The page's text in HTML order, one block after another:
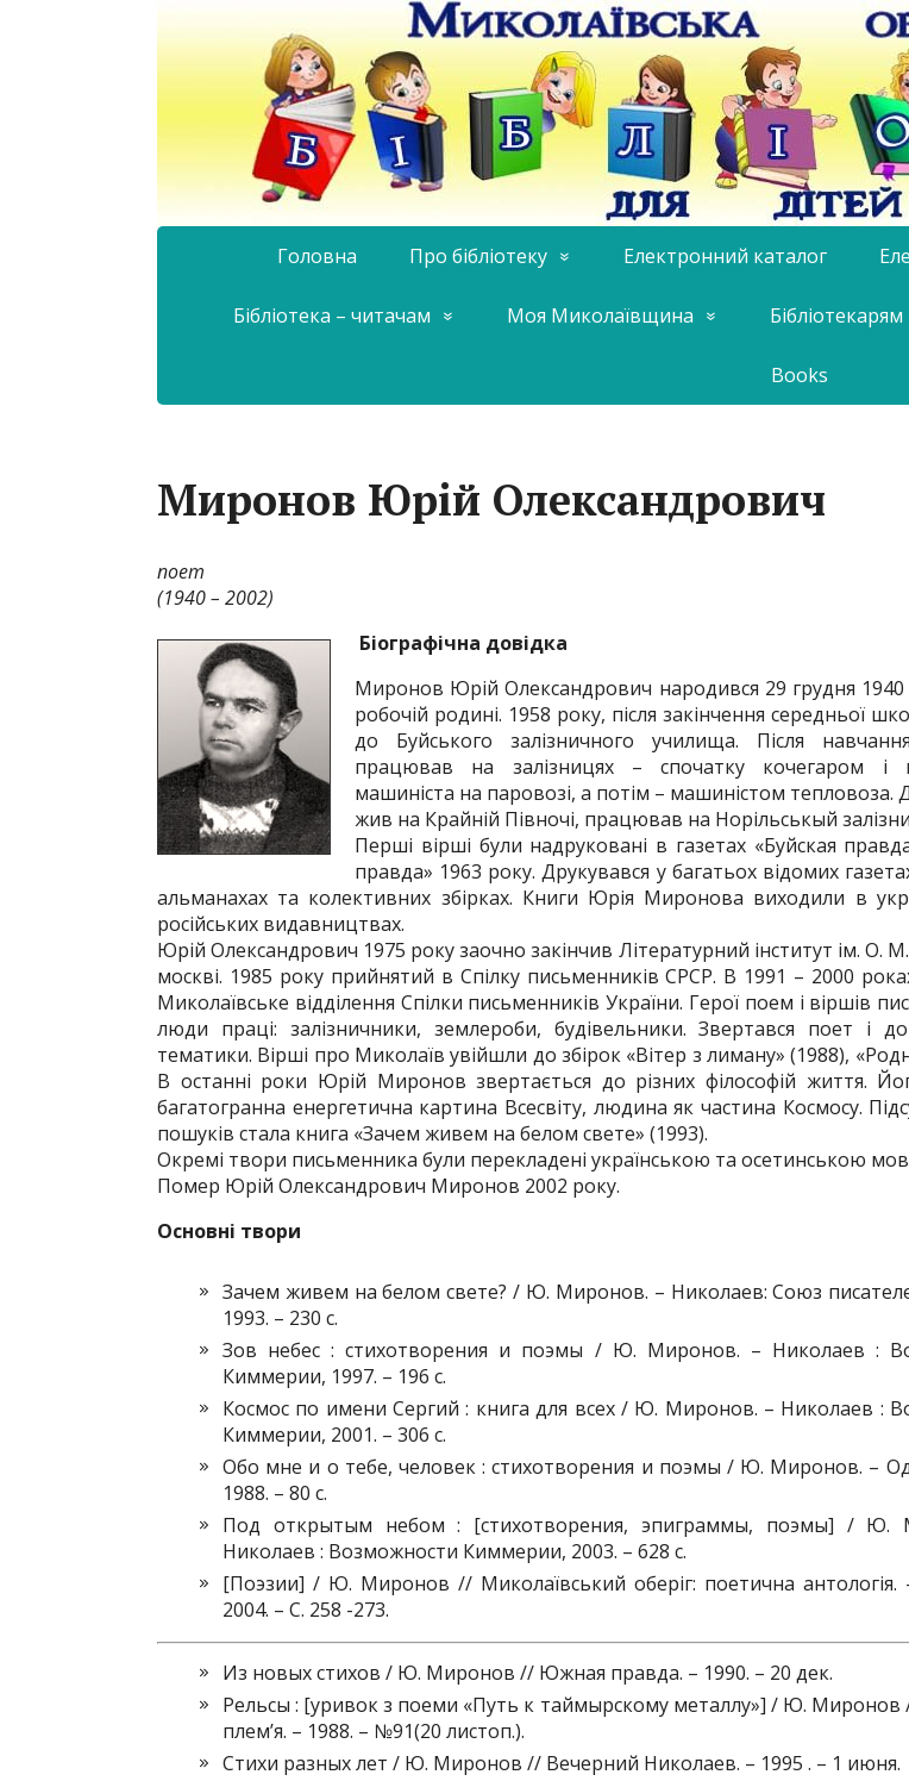
Головна Про бібліотеку Електронний каталог
Бібліотека – читачам Моя Миколаївщина Бібліотекарям
Books
Миронов Юрій Олександрович
поет
(1940 – 2002)
Біографічна довідка
Миронов Юрій Олександрович народився 29 грудня
робочій родині. 1958 року, після закінчення середньої
до Буйського залізничного училища. Після
працював на залізницях – спочатку кочегаром і
машиніста на паровозі, а потім – машиністом тепловоза.
жив на Крайній Півночі, працював на Норільськый
Перші вірші були надруковані в газетах «Буйская
правда» 1963 року. Друкувався у багатьох відомих
альманахах та колективних збірках. Книги Юрія Миронова виходили в
російських видавництвах.
Юрій Олександрович 1975 року заочно закінчив Літературний інститут ім. О.
москві. 1985 року прийнятий в Спілку письменників СРСР. В 1991 – 2000
Миколаївське відділення Спілки письменників України. Герої поем і віршів
люди праці: залізничники, землероби, будівельники. Звертався поет і до
тематики. Вірші про Миколаїв увійшли до збірок «Вітер з лиману» (1988),
В останні роки Юрій Миронов звертається до різних філософій життя.
багатогранна енергетична картина Всесвіту, людина як частина Космосу.
пошуків стала книга «Зачем живем на белом свете» (1993).
Окремі твори письменника були перекладені українською та осетинською
Помер Юрій Олександрович Миронов 2002 року.
Основні твори
Зачем живем на белом свете? / Ю. Миронов. – Николаев: Союз
1993. – 230 с.
Зов небес : стихотворения и поэмы / Ю. Миронов. – Николаев :
Киммерии, 1997. – 196 с.
Космос по имени Сергий : книга для всех / Ю. Миронов. – Николаев :
Киммерии, 2001. – 306 с.
Обо мне и о тебе, человек : стихотворения и поэмы / Ю. Миронов. –
1988. – 80 с.
Под открытым небом : [стихотворения, эпиграммы, поэмы] / Ю.
Николаев : Возможности Киммерии, 2003. – 628 с.
[Поэзии] / Ю. Миронов // Миколаївський оберіг: поетична антологія.
2004. – С. 258 -273.
Из новых стихов / Ю. Миронов // Южная правда. – 1990. – 20 дек.
Рельсы : [уривок з поеми «Путь к таймырскому металлу»] / Ю. Миронов
плем’я. – 1988. – №91(20 листоп.).
Стихи разных лет / Ю. Миронов // Вечерний Николаев. – 1995 . – 1 июня.